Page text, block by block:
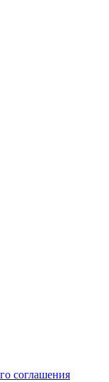
соглашения